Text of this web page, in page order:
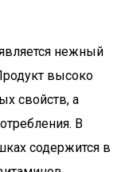
нежный
высоко
свойств, а
В
содержится в